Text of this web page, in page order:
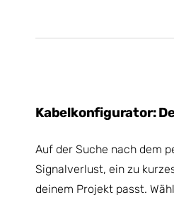
Kabelkonfigurator:
Auf der Suche nach dem
Signalverlust, ein zu
deinem Projekt passt.